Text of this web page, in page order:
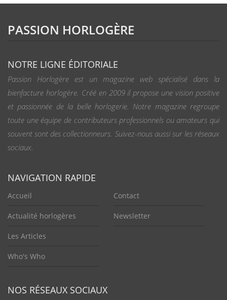
PASSION HORLOGÈRE
NOTRE LIGNE ÉDITORIALE
Passion Horlogère est un magazine web spécialisé dans la
bienfacture horlogère. Créé en 2009 il propose une vision positive
et passionnée de la belle horlogerie. Notre magazine regroupe
toute une équipe de contributeurs professionnels ou amateurs qui
souvent sont des collectionneurs. Suivez-nous aussi sur les réseaux
sociaux.
NAVIGATION RAPIDE
Accueil
Actualité horlogères
Les Articles
Who's Who
Contact
Newsletter
NOS RÉSEAUX SOCIAUX